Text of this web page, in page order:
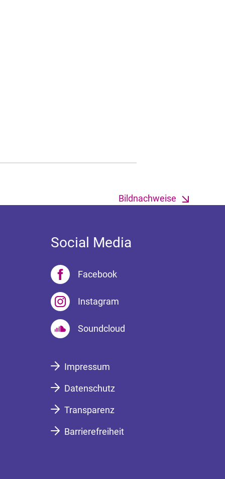
Bildnachweise
Social Media
Facebook
Instagram
Soundcloud
Impressum
Datenschutz
Transparenz
Barrierefreiheit